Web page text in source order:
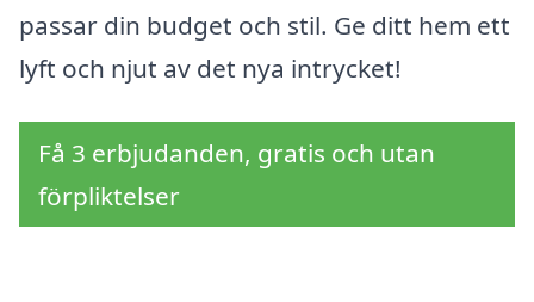
passar din budget och stil. Ge ditt hem ett
lyft och njut av det nya intrycket!
Få 3 erbjudanden, gratis och utan
förpliktelser